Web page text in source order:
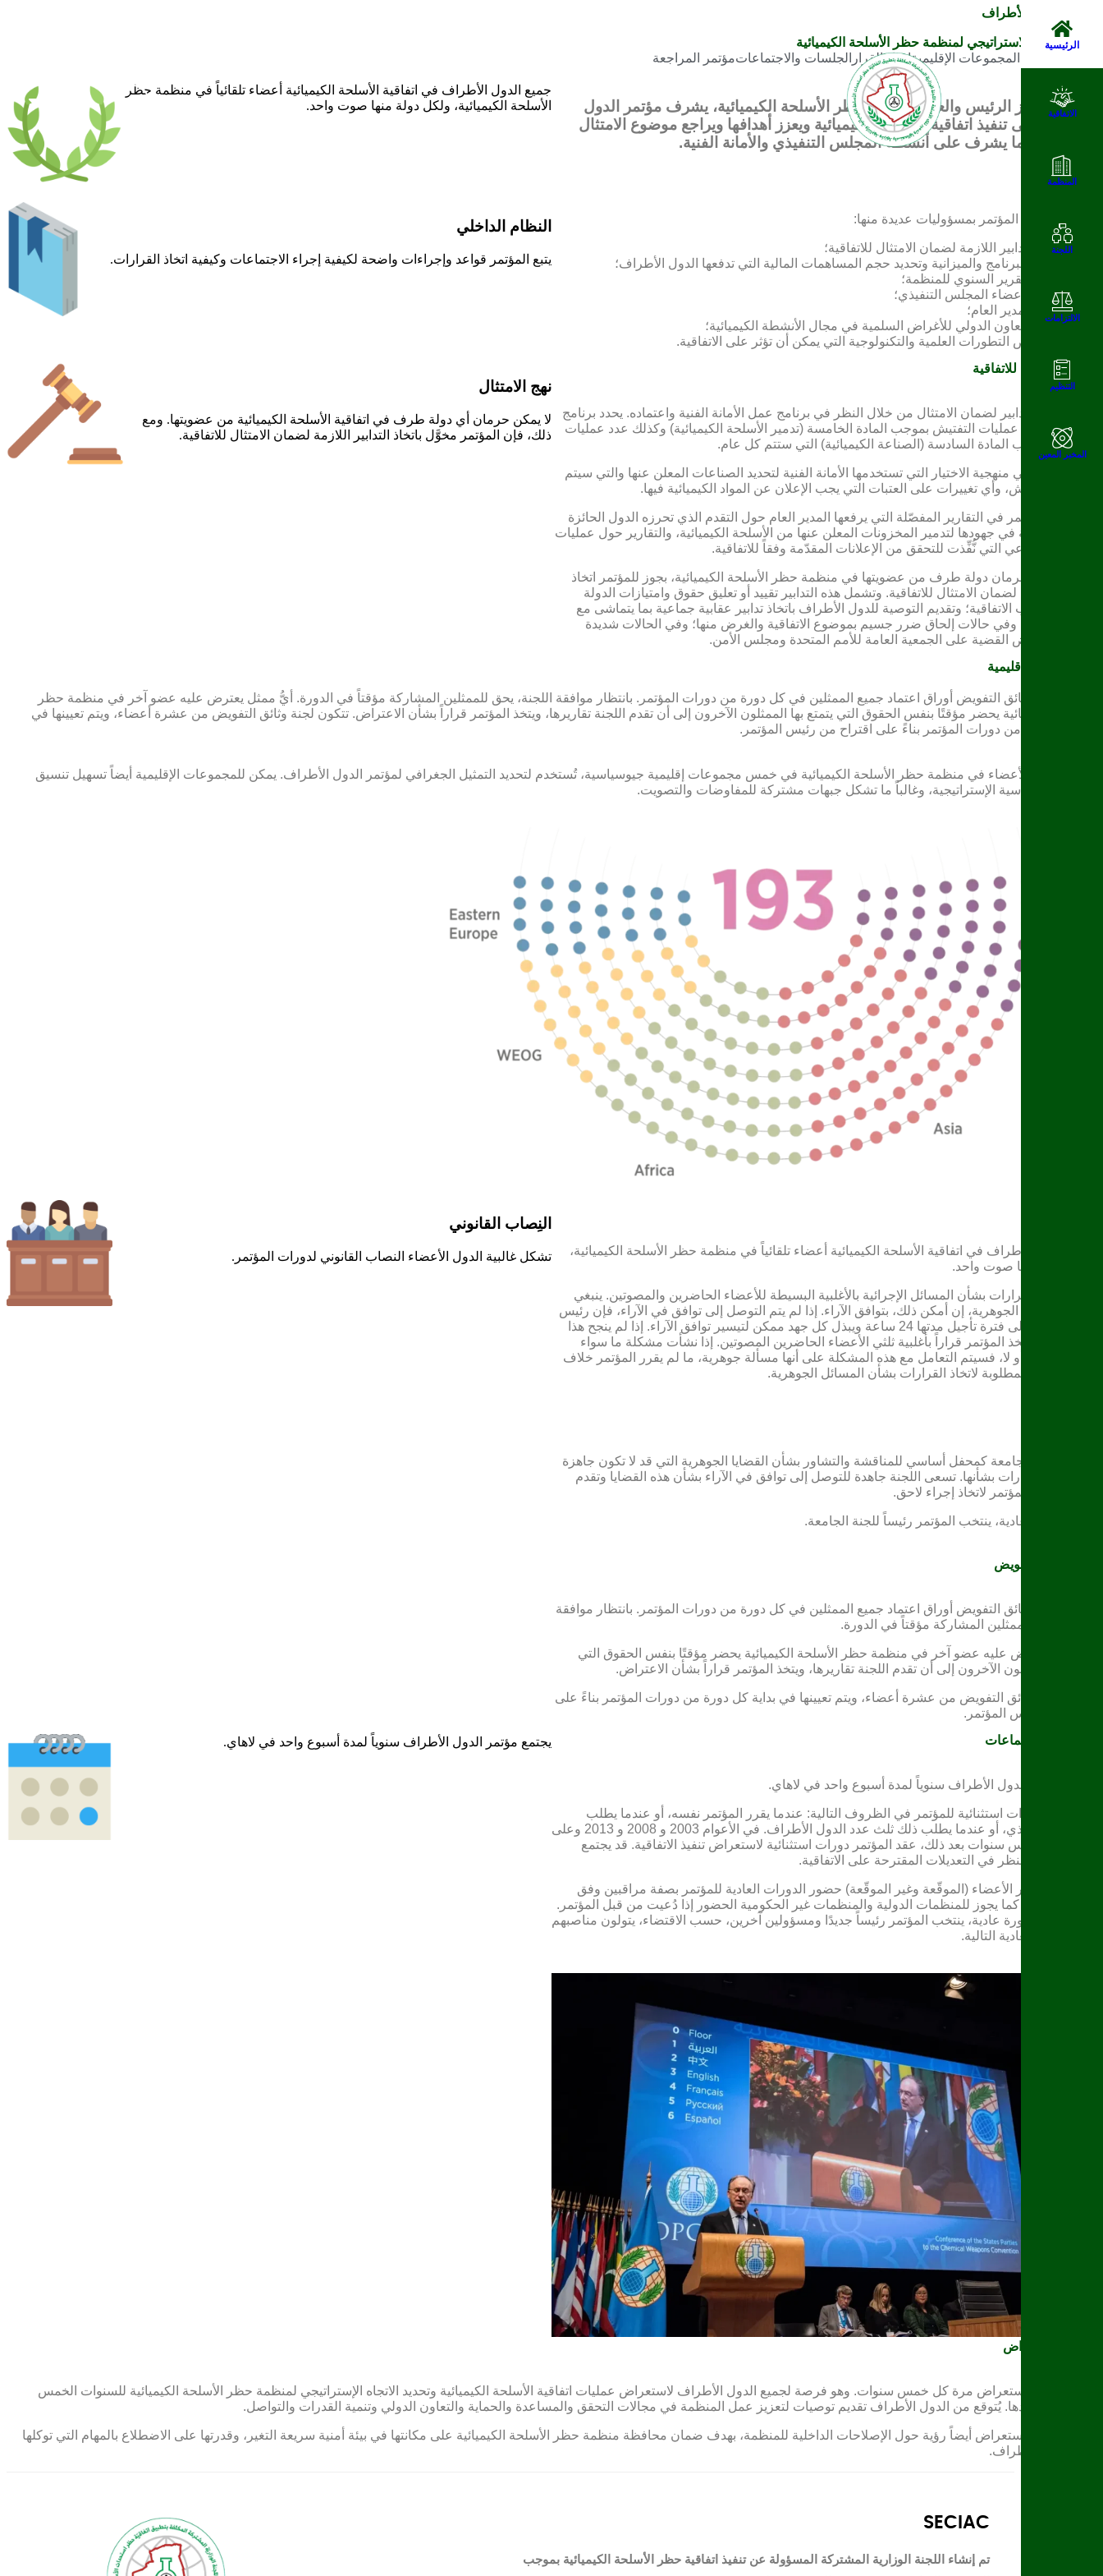
الرئيسية
الاتفاقية
المنظمة
اللجنة
الالتزامات
التنظيم
المخبر المعين
EN
مؤتمر الدول الأطراف
تحديد الاتجاه الاستراتيجي لمنظمة حظر الأسلحة الكيميائية
المجموعات الإقليميةاتخاذ القرار الجلسات والاجتماعاتمؤتمر المراجعة
بصفته الجهاز الرئيس والعام لمنظمة حظر الأسلحة الكيميائية، يشرف مؤتمر الدول
الأطراف على تنفيذ اتفاقية الأسلحة الكيميائية ويعزز أهدافها ويراجع موضوع الامتثال
للمعاهدة. كما يشرف على أنشطة المجلس التنفيذي والأمانة الفنية.
تكلف الاتفاقية المؤتمر بمسؤوليات عديدة منها:
اتخاذ التدابير اللازمة لضمان الامتثال للاتفاقية؛
اعتماد البرنامج والميزانية وتحديد حجم المساهمات المالية التي تدفعها الدول الأطراف؛
إقرار التقرير السنوي للمنظمة؛
انتخاب أعضاء المجلس التنفيذي؛
تعيين المدير العام؛
تعزيز التعاون الدولي للأغراض السلمية في مجال الأنشطة الكيميائية؛
استعراض التطورات العلمية والتكنولوجية التي يمكن أن تؤثر على الاتفاقية.
جميع الدول الأطراف في اتفاقية الأسلحة الكيميائية أعضاء تلقائياً في منظمة حظر
الأسلحة الكيميائية، ولكل دولة منها صوت واحد.
النظام الداخلي
يتبع المؤتمر قواعد وإجراءات واضحة لكيفية إجراء الاجتماعات وكيفية اتخاذ القرارات.
ضمان الامتثال للاتفاقية
يتخذ المؤتمر تدابير لضمان الامتثال من خلال النظر في برنامج عمل الأمانة الفنية واعتماده. يحدد برنامج
العمل هذا عدد عمليات التفتيش بموجب المادة الخامسة (تدمير الأسلحة الكيميائية) وكذلك عدد عمليات
التفتيش بموجب المادة السادسة (الصناعة الكيميائية) التي ستتم كل عام.
يبتُّ المؤتمر في منهجية الاختيار التي تستخدمها الأمانة الفنية لتحديد الصناعات المعلن عنها والتي سيتم
اختيارها للتفتيش، وأي تغييرات على العتبات التي يجب الإعلان عن المواد الكيميائية فيها.
كما ينظر المؤتمر في التقارير المفصّلة التي يرفعها المدير العام حول التقدم الذي تحرزه الدول الحائزة
أسلحة كيميائية في جهودها لتدمير المخزونات المعلن عنها من الأسلحة الكيميائية، والتقارير حول عمليات
التفتيش الصناعي التي نُّفِّذت للتحقق من الإعلانات المقدّمة وفقاً للاتفاقية.
بينما لا يمكن حرمان دولة طرف من عضويتها في منظمة حظر الأسلحة الكيميائية، بجوز للمؤتمر اتخاذ
التدابير اللازمة لضمان الامتثال للاتفاقية. وتشمل هذه التدابير تقييد أو تعليق حقوق وامتيازات الدولة
الطرف بموجب الاتفاقية؛ وتقديم التوصية للدول الأطراف باتخاذ تدابير عقابية جماعية بما يتماشى مع
القانون الدولي وفي حالات إلحاق ضرر جسيم بموضوع الاتفاقية والغرض منها؛ وفي الحالات شديدة
الخطورة، عرض القضية على الجمعية العامة للأمم المتحدة ومجلس الأمن.
نهج الامتثال
لا يمكن حرمان أي دولة طرف في اتفاقية الأسلحة الكيميائية من عضويتها. ومع
ذلك، فإن المؤتمر مخوَّل باتخاذ التدابير اللازمة لضمان الامتثال للاتفاقية.
المجموعات الإقليمية
تفحص لجنة وثائق التفويض أوراق اعتماد جميع الممثلين في كل دورة من دورات المؤتمر. بانتظار موافقة اللجنة، يحق للممثلين المشاركة مؤقتاً في الدورة. أيُّ ممثل يعترض عليه عضو آخر في منظمة حظر
الأسلحة الكيميائية يحضر مؤقتًا بنفس الحقوق التي يتمتع بها الممثلون الآخرون إلى أن تقدم اللجنة تقاريرها، ويتخذ المؤتمر قراراً بشأن الاعتراض. تتكون لجنة وثائق التفويض من عشرة أعضاء، ويتم تعيينها في
بداية كل دورة من دورات المؤتمر بناءً على اقتراح من رئيس المؤتمر.
تتجمع الدول الأعضاء في منظمة حظر الأسلحة الكيميائية في خمس مجموعات إقليمية جيوسياسية، تُستخدم لتحديد التمثيل الجغرافي لمؤتمر الدول الأطراف. يمكن للمجموعات الإقليمية أيضاً تسهيل تنسيق
المواقف السياسية الإستراتيجية، وغالباً ما تشكل جبهات مشتركة للمفاوضات والتصويت.
جميع الدول الأطراف في اتفاقية الأسلحة الكيميائية أعضاء تلقائياً في منظمة حظر الأسلحة الكيميائية،
ولكل دولة منها صوت واحد.
يتخذ المؤتمر قرارات بشأن المسائل الإجرائية بالأغلبية البسيطة للأعضاء الحاضرين والمصوتين. ينبغي
اتخاذ القرارات الجوهرية، إن أمكن ذلك، بتوافق الآراء. إذا لم يتم التوصل إلى توافق في الآراء، فإن رئيس
المؤتمر يدعو إلى فترة تأجيل مدتها 24 ساعة ويبذل كل جهد ممكن لتيسير توافق الآراء. إذا لم ينجح هذا
الإجراء، فقد يتخذ المؤتمر قراراً بأغلبية ثلثي الأعضاء الحاضرين المصوتين. إذا نشأت مشكلة ما سواء
كانت جوهرية أو لا، فسيتم التعامل مع هذه المشكلة على أنها مسألة جوهرية، ما لم يقرر المؤتمر خلاف
ذلك بالأغلبية المطلوبة لاتخاذ القرارات بشأن المسائل الجوهرية.
تعمل اللجنة الجامعة كمحفل أساسي للمناقشة والتشاور بشأن القضايا الجوهرية التي قد لا تكون جاهزة
بعد لاتخاذ القرارات بشأنها. تسعى اللجنة جاهدة للتوصل إلى توافق في الآراء بشأن هذه القضايا وتقدم
توصياتها إلى المؤتمر لاتخاذ إجراء لاحق.
في كل دورة عادية، ينتخب المؤتمر رئيساً للجنة الجامعة.
لجنة وثائق التفويض
تفحص لجنة وثائق التفويض أوراق اعتماد جميع الممثلين في كل دورة من دورات المؤتمر. بانتظار موافقة
اللجنة، يحق للممثلين المشاركة مؤقتاً في الدورة.
أيُّ ممثل يعترض عليه عضو آخر في منظمة حظر الأسلحة الكيميائية يحضر مؤقتًا بنفس الحقوق التي
يتمتع بها الممثلون الآخرون إلى أن تقدم اللجنة تقاريرها، ويتخذ المؤتمر قراراً بشأن الاعتراض.
تتكون لجنة وثائق التفويض من عشرة أعضاء، ويتم تعيينها في بداية كل دورة من دورات المؤتمر بناءً على
اقتراح من رئيس المؤتمر.
النِصاب القانوني
تشكل غالبية الدول الأعضاء النصاب القانوني لدورات المؤتمر.
الدورات والاجتماعات
يجتمع مؤتمر الدول الأطراف سنوياً لمدة أسبوع واحد في لاهاي.
يمكن عقد دورات استثنائية للمؤتمر في الظروف التالية: عندما يقرر المؤتمر نفسه، أو عندما يطلب
المجلس التنفيذي، أو عندما يطلب ذلك ثلث عدد الدول الأطراف. في الأعوام 2003 و 2008 و 2013 وعلى
فترات كل خمس سنوات بعد ذلك، عقد المؤتمر دورات استثنائية لاستعراض تنفيذ الاتفاقية. قد يجتمع
المؤتمر أيضاً للنظر في التعديلات المقترحة على الاتفاقية.
يجوز للدول غير الأعضاء (الموقّعة وغير الموقّعة) حضور الدورات العادية للمؤتمر بصفة مراقبين وفق
شروط معينة، كما يجوز للمنظمات الدولية والمنظمات غير الحكومية الحضور إذا دُعيت من قبل المؤتمر.
في بداية كل دورة عادية، ينتخب المؤتمر رئيساً جديدًا ومسؤولين آخرين، حسب الاقتضاء، يتولون مناصبهم
حتى الدورة العادية التالية.
يجتمع مؤتمر الدول الأطراف سنوياً لمدة أسبوع واحد في لاهاي.
مؤتمر الاستعراض
يُعقد مؤتمر الاستعراض مرة كل خمس سنوات. وهو فرصة لجميع الدول الأطراف لاستعراض عمليات اتفاقية الأسلحة الكيميائية وتحديد الاتجاه الإستراتيجي لمنظمة حظر الأسلحة الكيميائية للسنوات الخمس
المقبلة وما بعدها. يُتوقع من الدول الأطراف تقديم توصيات لتعزيز عمل المنظمة في مجالات التحقق والمساعدة والحماية والتعاون الدولي وتنمية القدرات والتواصل.
يقدم مؤتمر الاستعراض أيضاً رؤية حول الإصلاحات الداخلية للمنظمة، بهدف ضمان محافظة منظمة حظر الأسلحة الكيميائية على مكانتها في بيئة أمنية سريعة التغير، وقدرتها على الاضطلاع بالمهام التي توكلها
إليها الدول الأطراف.
SECIAC
تم إنشاء اللجنة الوزارية المشتركة المسؤولة عن تنفيذ اتفاقية حظر الأسلحة الكيميائية بموجب